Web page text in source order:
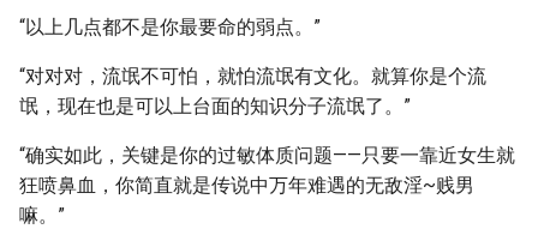
“以上几点都不是你最要命的弱点。”
“对对对，流氓不可怕，就怕流氓有文化。就算你是个流
氓，现在也是可以上台面的知识分子流氓了。”
“确实如此，关键是你的过敏体质问题——只要一靠近女生就
狂喷鼻血，你简直就是传说中万年难遇的无敌淫~贱男
嘛。”